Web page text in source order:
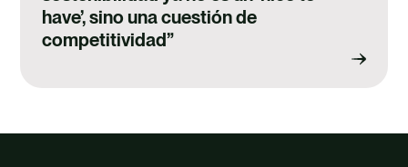
have’, sino una cuestión de
competitividad”